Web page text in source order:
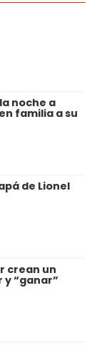
noche a
familia a su
de Lionel
crean un
“ganar”